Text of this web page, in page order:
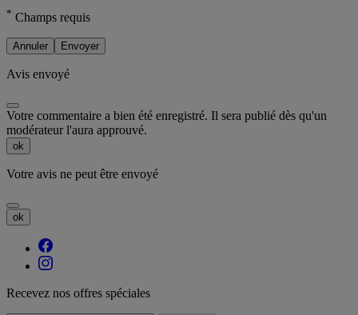
* Champs requis
Annuler Envoyer
Avis envoyé
Votre commentaire a bien été enregistré. Il sera publié dès qu'un
modérateur l'aura approuvé.
ok
Votre avis ne peut être envoyé
ok
Recevez nos offres spéciales